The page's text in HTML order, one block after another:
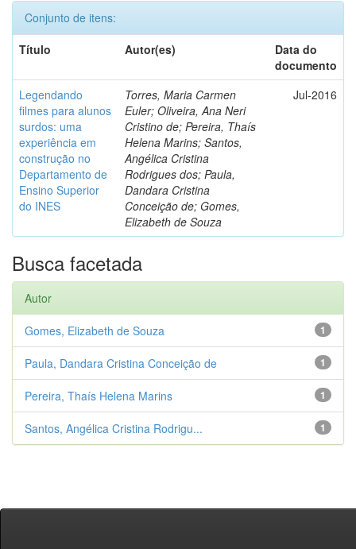
Conjunto de itens:
Título
Autor(es)
Data do
documento
Legendando
filmes para alunos
surdos: uma
experiência em
construção no
Departamento de
Ensino Superior
do INES
Torres, Maria Carmen
Euler; Oliveira, Ana Neri
Cristino de; Pereira, Thaís
Helena Marins; Santos,
Angélica Cristina
Rodrigues dos; Paula,
Dandara Cristina
Conceição de; Gomes,
Elizabeth de Souza
Jul-2016
Busca facetada
Autor
1
Gomes, Elizabeth de Souza
1
Paula, Dandara Cristina Conceição de
1
Pereira, Thaís Helena Marins
1
Santos, Angélica Cristina Rodrigu...